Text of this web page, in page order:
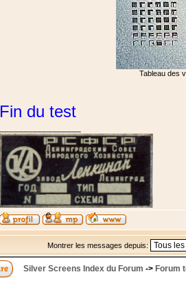
Tableau des
Fin du test
Montrer les messages depuis:
Silver Screens Index du Forum -> Forum